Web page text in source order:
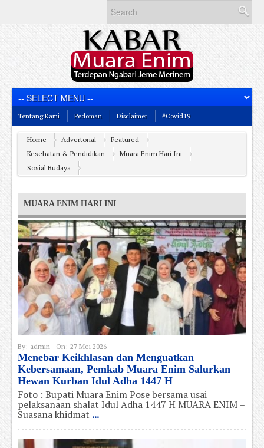
Tentang Kami Pedoman Disclaimer #Covid19
Home Advertorial
Featured
Kesehatan & Pendidikan
Muara Enim Hari Ini
Sosial Budaya
MUARA ENIM HARI INI
By: admin On: 27 Mei 2026
Menebar Keikhlasan dan Menguatkan
Kebersamaan, Pemkab Muara Enim Salurkan
Hewan Kurban Idul Adha 1447 H
Foto : Bupati Muara Enim Pose bersama usai
pelaksanaan shalat Idul Adha 1447 H MUARA ENIM –
Suasana khidmat ...